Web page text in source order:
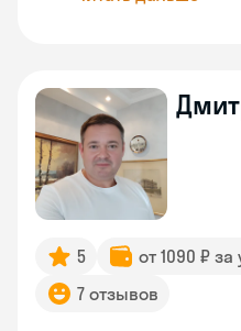
5 от 1090 ₽ за
7 отзывов